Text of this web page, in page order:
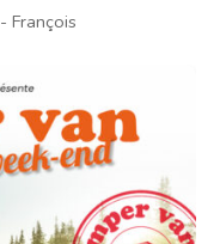
- François